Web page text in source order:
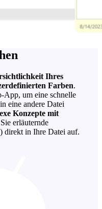
Ihres
Farben.
App, um eine schnelle
eine andere Datei
Konzepte mit
erläuternde
direkt in Ihre Datei auf.